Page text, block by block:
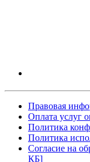
Правовая
Оплата услуг
Политика
Политика
Согласие на
КБ]